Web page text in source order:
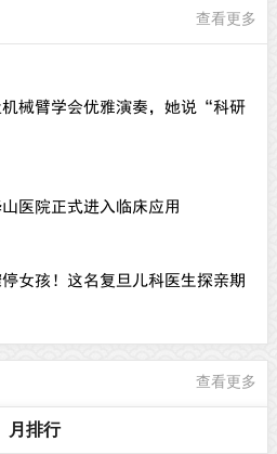
查看更多
机械臂学会优雅演奏，她说“科研
医院正式进入临床应用
女孩！这名复旦儿科医生探亲期
查看更多
月排行